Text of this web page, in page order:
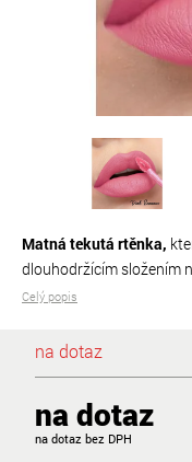
Matná tekutá rtěnka,
dlouhodržícím složením
Celý popis
na dotaz
na dotaz
na dotaz